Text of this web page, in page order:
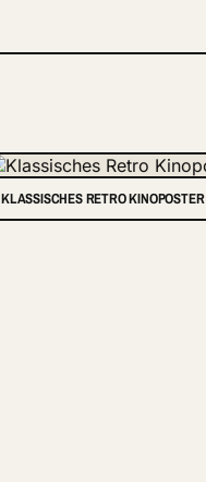
KLASSISCHES RETRO KINOPOSTER